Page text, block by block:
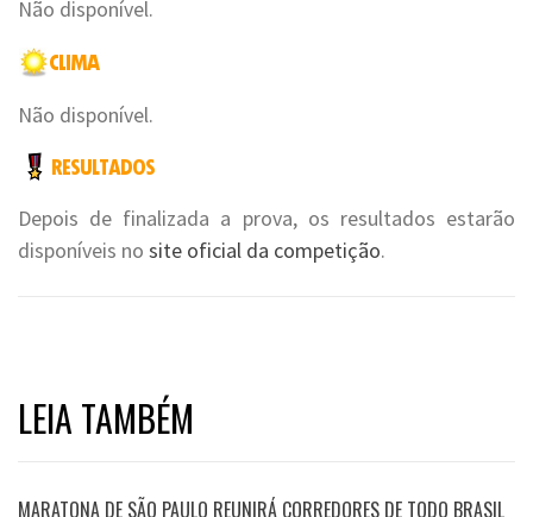
Não disponível.
Não disponível.
Depois de finalizada a prova, os resultados estarão
disponíveis no site oficial da competição.
LEIA TAMBÉM
MARATONA DE SÃO PAULO REUNIRÁ CORREDORES DE TODO BRASIL